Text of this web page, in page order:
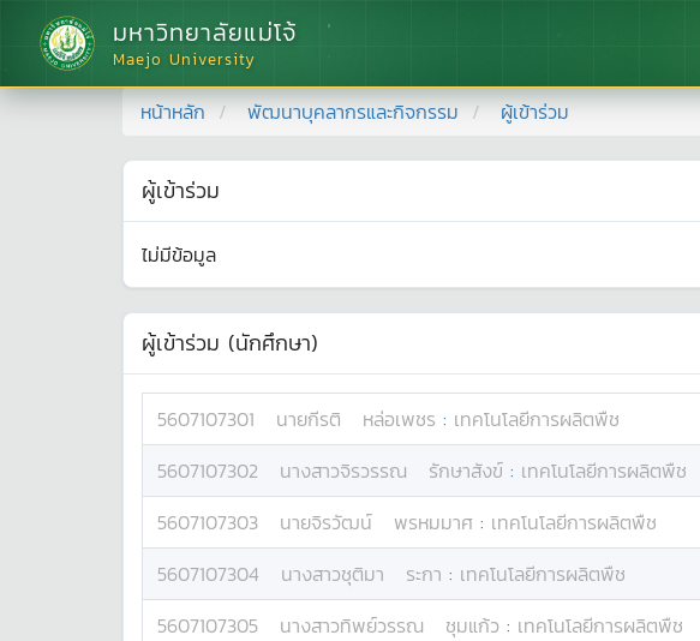
มหาวิทยาลัยแม่โจ้
Maejo University
หน้าหลัก พัฒนาบุคลากรและกิจกรรม ผู้เข้าร่วม
ผู้เข้าร่วม
ไม่มีข้อมูล
ผู้เข้าร่วม (นักศึกษา)
5607107301 นายกีรติ หล่อเพชร : เทคโนโลยีการผลิตพืช
5607107302
นางสาวจิรวรรณ รักษาสังข์ : เทคโนโลยีการผลิตพืช
5607107303
นายจิรวัฒน์ พรหมมาศ : เทคโนโลยีการผลิตพืช
5607107304
นางสาวชุติมา ระกา : เทคโนโลยีการผลิตพืช
5607107305
นางสาวทิพย์วรรณ ชุมแก้ว : เทคโนโลยีการผลิตพืช